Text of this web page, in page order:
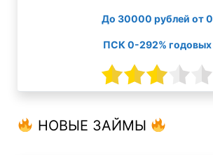
До 30000 рублей от 0
ПСК 0-292% годовых
НОВЫЕ ЗАЙМЫ